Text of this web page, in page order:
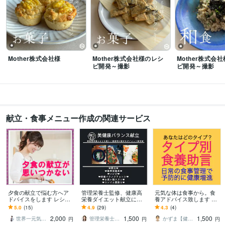
Google ドキュメント:5年PowerPoint:10年Word:10年freee:3年 Asana:1年
VLLO:1年Adobe Illustrator:3年 Canva:5年
得意分野
住まい・美容・生活相談 レシピ開発
料理 レシピ開発 管理栄養士 食品業界 SNS運用
住まい・美容・生活相談 記事執筆
栄養 子育て
Mother株式会社様
Mother株式会社様のレシ
ピ開発～撮影
Mother株式会社
ピ開発～撮影
献立・食事メニュー作成の関連サービス
夕食の献立で悩む方へア
ドバイスをします レシピ
や献立、調理のヒントな
どチャットでできる事で
お手伝い
5.0 (15)
世界一元気な60歳♪ 藤野もえ
2,000 円
管理栄養士監修、健康高
栄養ダイエット献立にな
ります 栄養バランス◎献
立、1週間分45レシピ！毎
日の食事を健康に！
4.9 (29)
管理栄養士kono
1,500 円
元気な体は食事から。食
養アドバイス致します 東
洋医学の教えを取り入
れ、健康増進のためのア
ドバイスします
4.3 (4)
かずま【健康•防災•DIY】
1,500 円